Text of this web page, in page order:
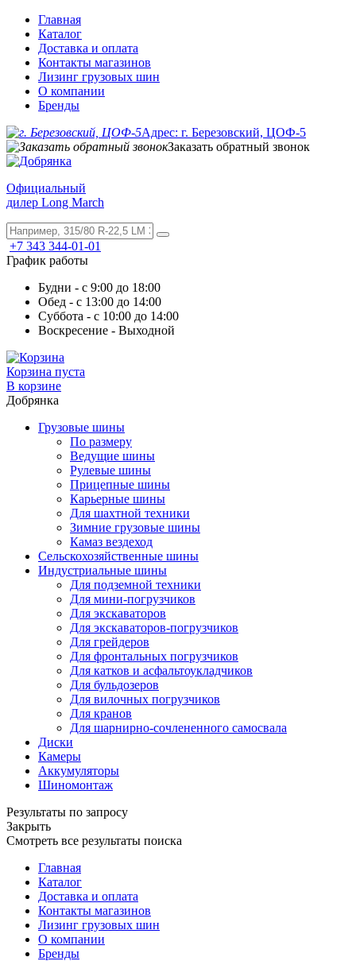
Главная
Каталог
Доставка и оплата
Контакты магазинов
Лизинг грузовых шин
О компании
Бренды
Адрес: г. Березовский, ЦОФ-5
Заказать обратный звонок
Официальный
дилер Long March
+7 343 344-01-01
График работы
Будни - с 9:00 до 18:00
Обед - с 13:00 до 14:00
Суббота - с 10:00 до 14:00
Воскресение - Выходной
Корзина пуста
В корзине
Добрянка
Грузовые шины
По размеру
Ведущие шины
Рулевые шины
Прицепные шины
Карьерные шины
Для шахтной техники
Зимние грузовые шины
Камаз вездеход
Сельскохозяйственные шины
Индустриальные шины
Для подземной техники
Для мини-погрузчиков
Для экскаваторов
Для экскаваторов-погрузчиков
Для грейдеров
Для фронтальных погрузчиков
Для катков и асфальтоукладчиков
Для бульдозеров
Для вилочных погрузчиков
Для кранов
Для шарнирно-сочлененного самосвала
Диски
Камеры
Аккумуляторы
Шиномонтаж
Результаты по запросу
Закрыть
Смотреть все результаты поиска
Главная
Каталог
Доставка и оплата
Контакты магазинов
Лизинг грузовых шин
О компании
Бренды